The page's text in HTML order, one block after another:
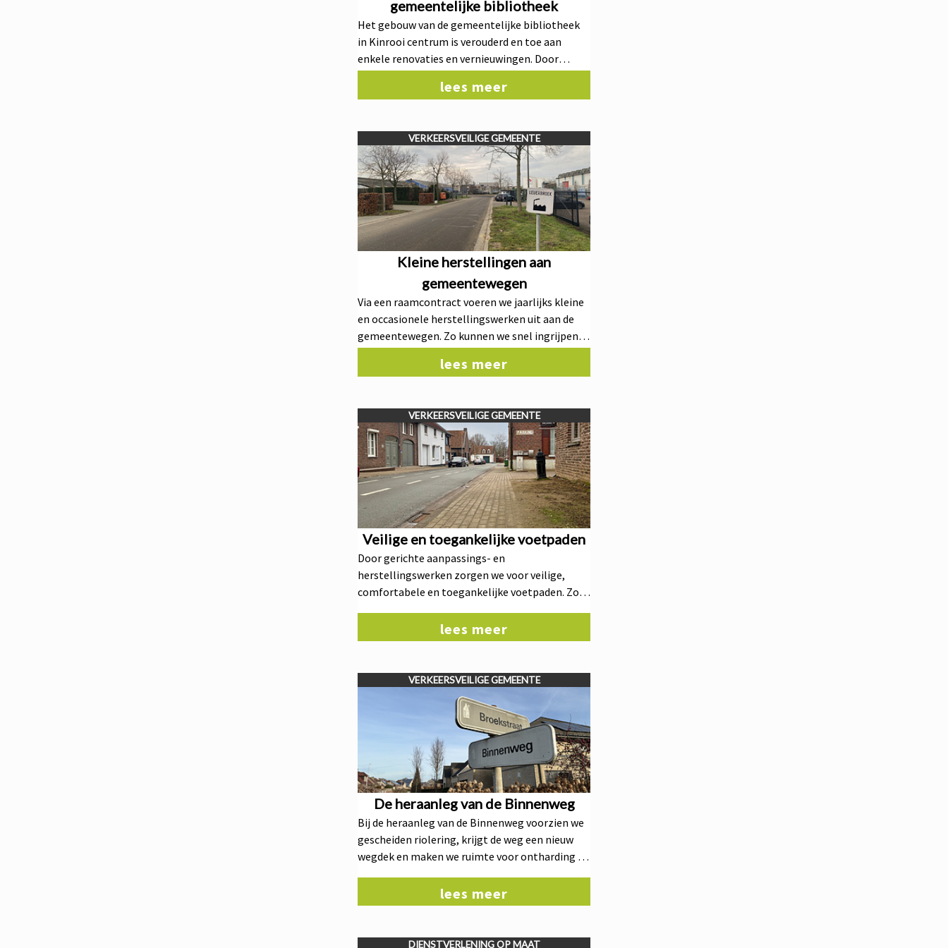
gemeentelijke bibliotheek
Het gebouw van de gemeentelijke bibliotheek
in Kinrooi centrum is verouderd en toe aan
enkele renovaties en vernieuwingen. Door
de toegankelijkheid en de dienstverlening voor
nieuwe deuren en een lift. Zo maken we van de
bibliotheek opnieuw een hedendaagse,
toegankelijke en aangename ontmoetingsplek
voor iedereen.
lees meer
VERKEERSVEILIGE GEMEENTE
Kleine herstellingen aan
gemeentewegen
Via een raamcontract voeren we jaarlijks kleine
en occasionele herstellingswerken uit aan de
gemeentewegen. Zo kunnen we snel ingrijpen
veilig, degelijk en comfortabel voor alle
lees meer
VERKEERSVEILIGE GEMEENTE
Veilige en toegankelijke voetpaden
Door gerichte aanpassings- en
herstellingswerken zorgen we voor veilige,
comfortabele en toegankelijke voetpaden. Zo
voor alle voetgangers, met extra aandacht voor
kinderen, senioren en mensen met een
lees meer
VERKEERSVEILIGE GEMEENTE
De heraanleg van de Binnenweg
Bij de heraanleg van de Binnenweg voorzien we
gescheiden riolering, krijgt de weg een nieuw
wegdek en maken we ruimte voor ontharding en
de waterhuishouding, verhogen we de
leefkwaliteit en maken we de straat duurzamer
lees meer
DIENSTVERLENING OP MAAT